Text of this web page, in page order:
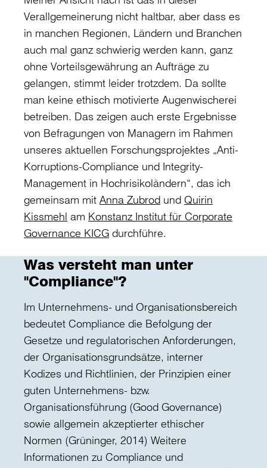
Verallgemeinerung nicht haltbar, aber dass es
in manchen Regionen, Ländern und Branchen
auch mal ganz schwierig werden kann, ganz
ohne Vorteilsgewährung an Aufträge zu
gelangen, stimmt leider trotzdem. Da sollte
man keine ethisch motivierte Augenwischerei
betreiben. Das zeigen auch erste Ergebnisse
von Befragungen von Managern im Rahmen
unseres aktuellen Forschungsprojektes „Anti-
Korruptions-Compliance und Integrity-
Management in Hochrisikoländern“, das ich
gemeinsam mit Anna Zubrod und Quirin
Kissmehl am Konstanz Institut für Corporate
Governance KICG durchführe.
Was versteht man unter
"Compliance"?
Im Unternehmens- und Organisationsbereich
bedeutet Compliance die Befolgung der
Gesetze und regulatorischen Anforderungen,
der Organisationsgrundsätze, interner
Kodizes und Richtlinien, der Prinzipien einer
guten Unternehmens- bzw.
Organisationsführung (Good Governance)
sowie allgemein akzeptierter ethischer
Normen (Grüninger, 2014) Weitere
Informationen zu Compliance und